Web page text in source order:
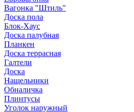
Вагонка "Штиль"
Доска пола
Блок-Хаус
Доска палубная
Планкен
Доска террасная
Галтели
Доска
Нащельники
Обналичка
Плинтусы
Уголок наружный